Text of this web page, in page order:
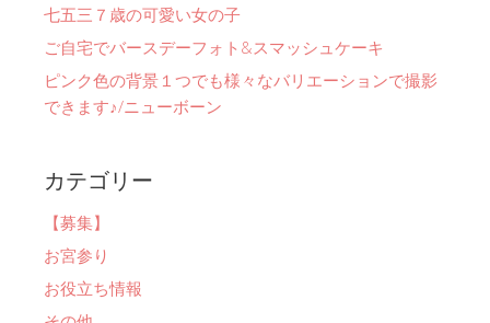
七五三７歳の可愛い女の子
ご自宅でバースデーフォト&スマッシュケーキ
ピンク色の背景１つでも様々なバリエーションで撮影
できます♪/ニューボーン
カテゴリー
【募集】
お宮参り
お役立ち情報